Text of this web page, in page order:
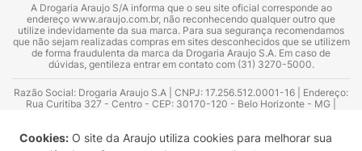
Cookies: O site da Araujo utiliza cookies para melhorar sua
A Drogaria Araujo S/A informa que o seu site oficial corresponde ao
endereço www.araujo.com.br, não reconhecendo qualquer outro que
utilize indevidamente da sua marca. Para sua segurança recomendamos
que não sejam realizadas compras em sites desconhecidos que se utilizem
de forma fraudulenta da marca da Drogaria Araujo S.A. Em caso de
dúvidas, gentileza entrar em contato com (31) 3270-5000.
Razão Social: Drogaria Araujo S.A | CNPJ: 17.256.512.0001-16 | Endereço:
Rua Curitiba 327 - Centro - CEP: 30170-120 - Belo Horizonte - MG |
Azevedo Guimarães – CRF 10.965 | Yasmin Silva Alvarenga – CRF 52.584 -